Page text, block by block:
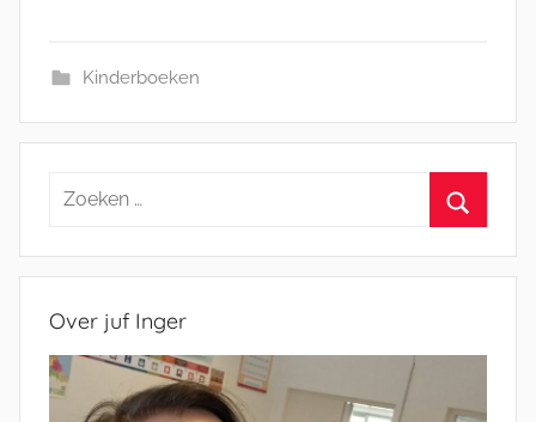
Kinderboeken
Zoeken
Over juf Inger